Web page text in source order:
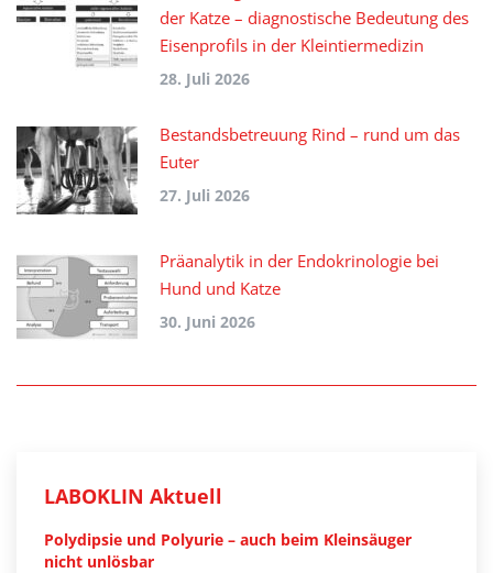
der Katze – diagnostische Bedeutung des
Eisenprofils in der Kleintiermedizin
28. Juli 2026
Bestandsbetreuung Rind – rund um das
Euter
27. Juli 2026
Präanalytik in der Endokrinologie bei
Hund und Katze
30. Juni 2026
LABOKLIN Aktuell
Polydipsie und Polyurie – auch beim Kleinsäuger
nicht unlösbar